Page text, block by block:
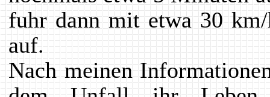
fuhr dann mit etwa 30
auf.
Nach meinen